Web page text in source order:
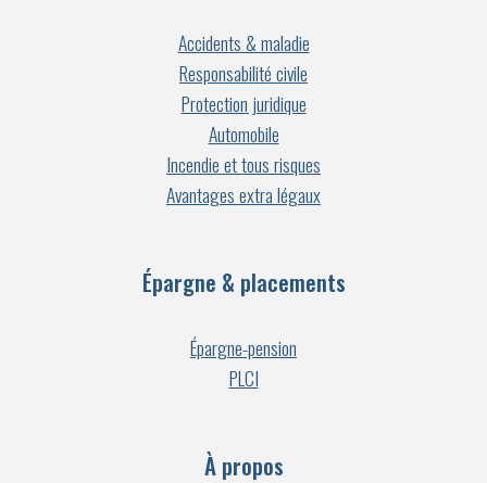
Accidents & maladie
Responsabilité civile
Protection juridique
Automobile
Incendie et tous risques
Avantages extra légaux
Épargne & placements
Épargne-pension
PLCI
À propos